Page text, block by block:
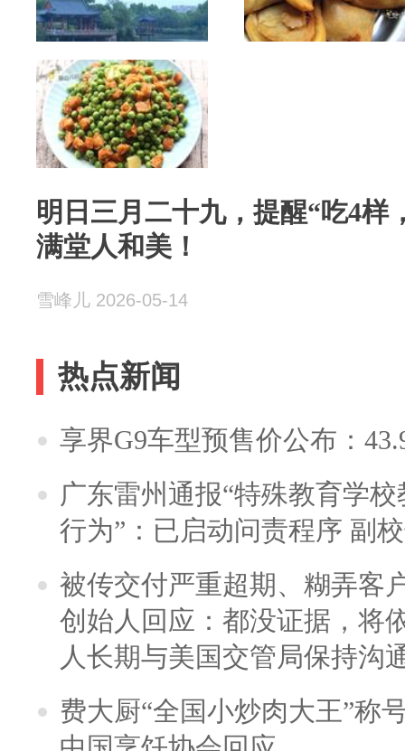
明日三月二十九，提醒“吃4样
满堂人和美！
雪峰儿 2026-05-14
热点新闻
享界G9车型预售价公布：
广东雷州通报“特殊教育学
行为”：已启动问责程序 副
被传交付严重超期、糊弄客
创始人回应：都没证据，将
人长期与美国交管局保持沟
费大厨“全国小炒肉大王”称